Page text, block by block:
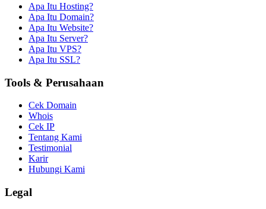
Apa Itu Hosting?
Apa Itu Domain?
Apa Itu Website?
Apa Itu Server?
Apa Itu VPS?
Apa Itu SSL?
Tools & Perusahaan
Cek Domain
Whois
Cek IP
Tentang Kami
Testimonial
Karir
Hubungi Kami
Legal